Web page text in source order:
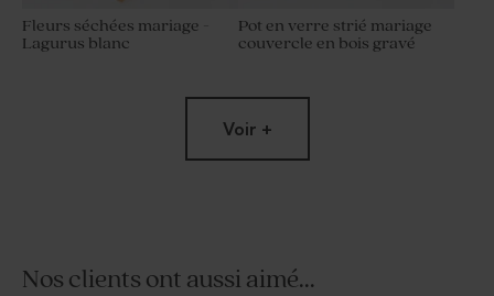
Fleurs séchées mariage -
Lagurus blanc
Pot en verre strié mariage
couvercle en bois gravé
Voir +
Nos clients ont aussi aimé...